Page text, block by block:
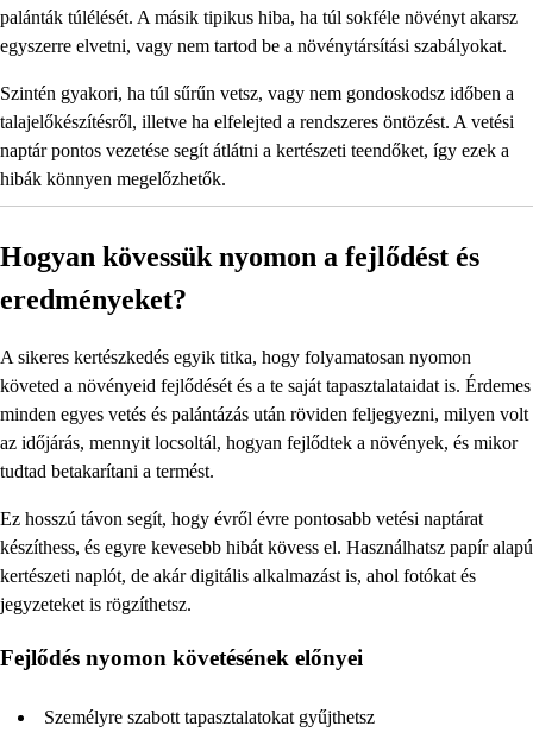
palánták túlélését. A másik tipikus hiba, ha túl sokféle növényt akarsz
egyszerre elvetni, vagy nem tartod be a növénytársítási szabályokat.
Szintén gyakori, ha túl sűrűn vetsz, vagy nem gondoskodsz időben a
talajelőkészítésről, illetve ha elfelejted a rendszeres öntözést. A vetési
naptár pontos vezetése segít átlátni a kertészeti teendőket, így ezek a
hibák könnyen megelőzhetők.
Hogyan kövessük nyomon a fejlődést és
eredményeket?
A sikeres kertészkedés egyik titka, hogy folyamatosan nyomon
követed a növényeid fejlődését és a te saját tapasztalataidat is. Érdemes
minden egyes vetés és palántázás után röviden feljegyezni, milyen volt
az időjárás, mennyit locsoltál, hogyan fejlődtek a növények, és mikor
tudtad betakarítani a termést.
Ez hosszú távon segít, hogy évről évre pontosabb vetési naptárat
készíthess, és egyre kevesebb hibát kövess el. Használhatsz papír alapú
kertészeti naplót, de akár digitális alkalmazást is, ahol fotókat és
jegyzeteket is rögzíthetsz.
Fejlődés nyomon követésének előnyei
Személyre szabott tapasztalatokat gyűjthetsz